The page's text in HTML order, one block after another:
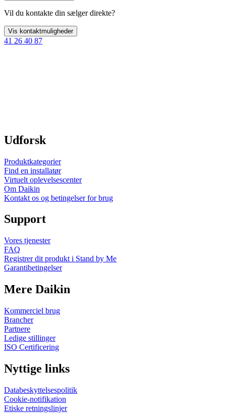
Vil du kontakte din sælger direkte?
Vis kontaktmuligheder
41 26 40 87
Udforsk
Produktkategorier
Find en installatør
Virtuelt oplevelsescenter
Om Daikin
Kontakt os og betingelser for brug
Support
Vores tjenester
FAQ
Registrer dit produkt i Stand by Me
Garantibetingelser
Mere Daikin
Kommerciel brug
Brancher
Partnere
Ledige stillinger
ISO Certificering
Nyttige links
Databeskyttelsespolitik
Cookie-notifikation
Etiske retningslinjer